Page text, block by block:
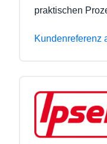
praktischen
Kundenreferenz